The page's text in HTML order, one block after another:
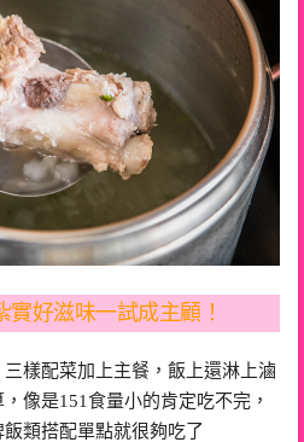
好滋味一試成主顧！
樣配菜加上主餐，飯上還淋上滷
像是151食量小的肯定吃不完，
類搭配單點就很夠吃了